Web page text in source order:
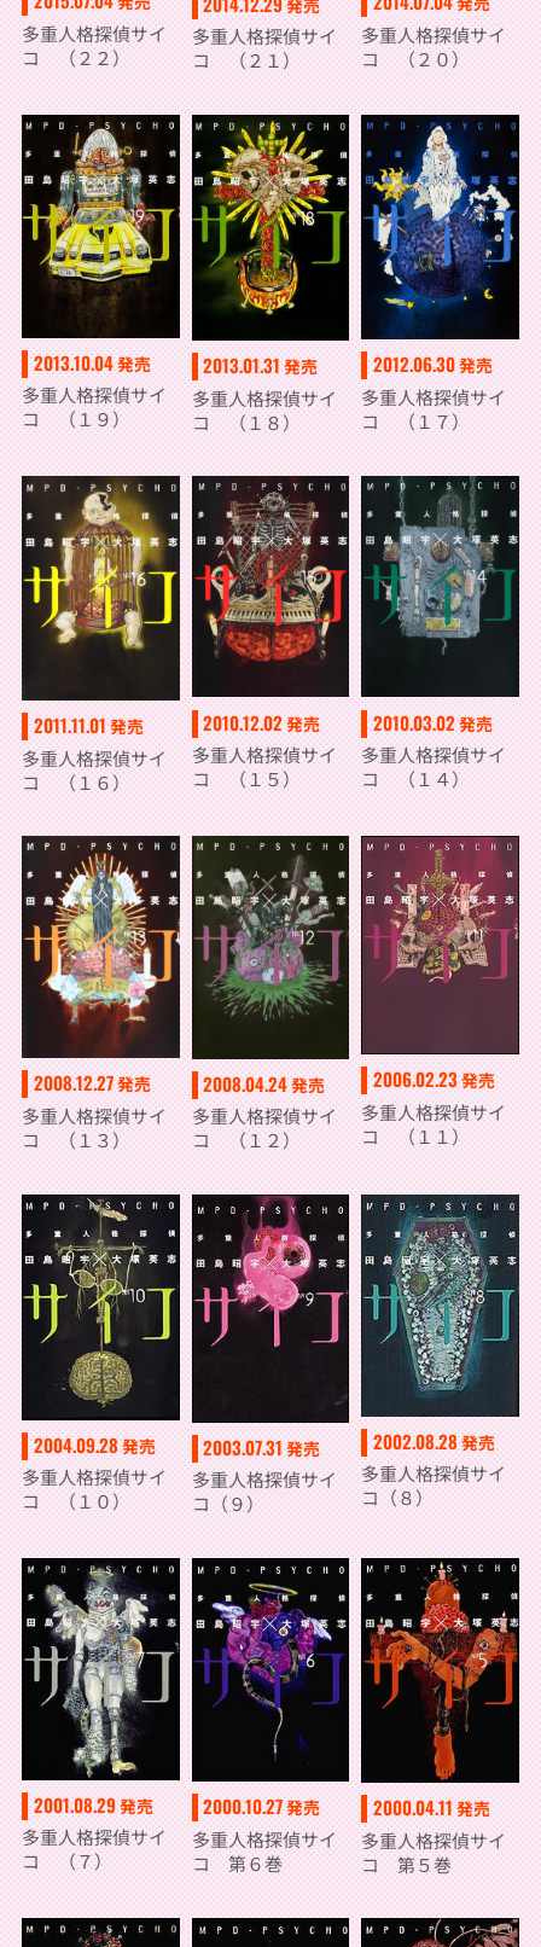
多重人格探偵サイ
コ （２２）
多重人格探偵サイ
コ （２１）
多重人格探偵サイ
コ （２０）
2013.10.04発売
多重人格探偵サイ
コ （１９）
2013.01.31 発売
多重人格探偵サイ
コ （１８）
2012.06.30発売
多重人格探偵サイ
コ （１７）
2011.11.01 発売
多重人格探偵サイ
コ （１６）
2010.12.02発売
多重人格探偵サイ
コ （１５）
2010.03.02 発売
多重人格探偵サイ
コ （１４）
2008.12.27発売
多重人格探偵サイ
コ （１３）
2008.04.24発売
多重人格探偵サイ
コ （１２）
2006.02.23 発売
多重人格探偵サイ
コ （１１）
2004.09.28発売
多重人格探偵サイ
コ （１０）
2003.07.31 発売
多重人格探偵サイ
コ（９）
2002.08.28 発売
多重人格探偵サイ
コ（８）
2001.08.29発売
多重人格探偵サイ
コ （７）
2000.10.27発売
多重人格探偵サイ
コ 第６巻
2000.04.11 発売
多重人格探偵サイ
コ 第５巻